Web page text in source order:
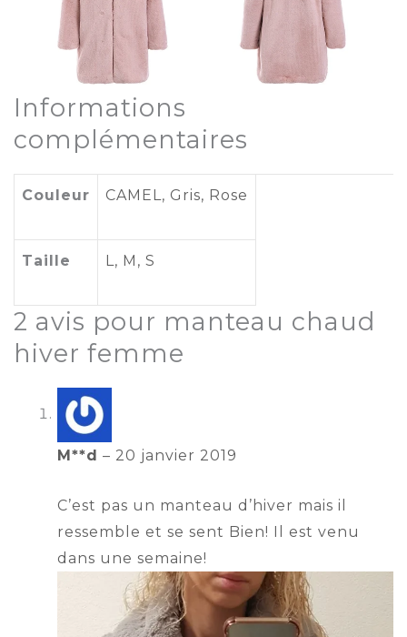
Informations
complémentaires
Couleur CAMEL, Gris, Rose
Taille L, M , S
2 avis pour manteau chaud
hiver femme
M**d – 20 janvier 2019
C’est pas un manteau d’hiver mais il
ressemble et se sent Bien! Il est venu
dans une semaine!